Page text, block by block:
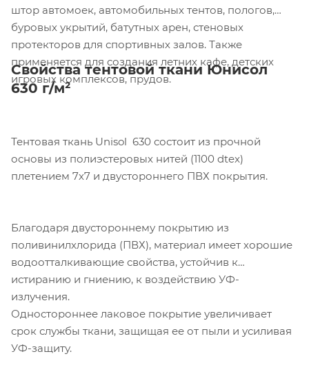
штор автомоек, автомобильных тентов, пологов,
буровых укрытий, батутных арен, стеновых
протекторов для спортивных залов. Также
применяется для создания летних кафе, детских
игровых комплексов, прудов.
Свойства тентовой ткани Юнисол
630 г/м²
Тентовая ткань Unisol 630 состоит из прочной
основы из полиэстеровых нитей (1100 dtex)
плетением 7х7 и двустороннего ПВХ покрытия.
Благодаря двустороннему покрытию из
поливинилхлорида (ПВХ), материал имеет хорошие
водоотталкивающие свойства, устойчив к
истиранию и гниению, к воздействию УФ-
излучения.
Одностороннее лаковое покрытие увеличивает
срок службы ткани, защищая ее от пыли и усиливая
УФ-защиту.